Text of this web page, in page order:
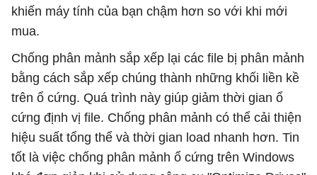
khiến máy tính của bạn chậm hơn so với khi mới
mua.
Chống phân mảnh sắp xếp lại các file bị phân mảnh
bằng cách sắp xếp chúng thành những khối liền kề
trên ổ cứng. Quá trình này giúp giảm thời gian ổ
cứng định vị file. Chống phân mảnh có thể cải thiện
hiệu suất tổng thể và thời gian load nhanh hơn. Tin
tốt là việc chống phân mảnh ổ cứng trên Windows